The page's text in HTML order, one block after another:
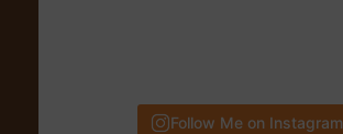
Follow Me on Instagram